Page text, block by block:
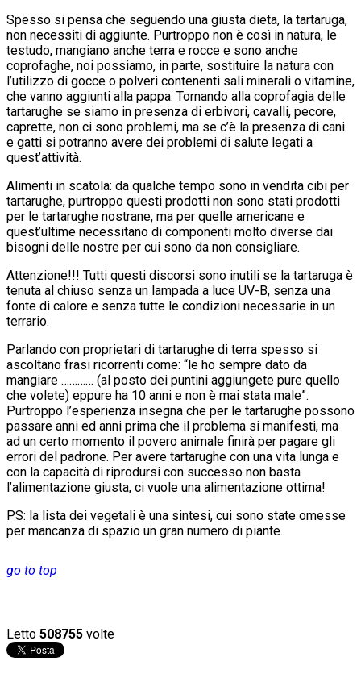
Spesso si pensa che seguendo una giusta dieta, la tartaruga,
non necessiti di aggiunte. Purtroppo non è così in natura, le
testudo, mangiano anche terra e rocce e sono anche
coprofaghe, noi possiamo, in parte, sostituire la natura con
l’utilizzo di gocce o polveri contenenti sali minerali o vitamine,
che vanno aggiunti alla pappa. Tornando alla coprofagia delle
tartarughe se siamo in presenza di erbivori, cavalli, pecore,
caprette, non ci sono problemi, ma se c’è la presenza di cani
e gatti si potranno avere dei problemi di salute legati a
quest’attività.
Alimenti in scatola: da qualche tempo sono in vendita cibi per
tartarughe, purtroppo questi prodotti non sono stati prodotti
per le tartarughe nostrane, ma per quelle americane e
quest’ultime necessitano di componenti molto diverse dai
bisogni delle nostre per cui sono da non consigliare.
Attenzione!!! Tutti questi discorsi sono inutili se la tartaruga è
tenuta al chiuso senza un lampada a luce UV-B, senza una
fonte di calore e senza tutte le condizioni necessarie in un
terrario.
Parlando con proprietari di tartarughe di terra spesso si
ascoltano frasi ricorrenti come: “le ho sempre dato da
mangiare ………… (al posto dei puntini aggiungete pure quello
che volete) eppure ha 10 anni e non è mai stata male”.
Purtroppo l’esperienza insegna che per le tartarughe possono
passare anni ed anni prima che il problema si manifesti, ma
ad un certo momento il povero animale finirà per pagare gli
errori del padrone. Per avere tartarughe con una vita lunga e
con la capacità di riprodursi con successo non basta
l’alimentazione giusta, ci vuole una alimentazione ottima!
PS: la lista dei vegetali è una sintesi, cui sono state omesse
per mancanza di spazio un gran numero di piante.
go to top
Letto 508755 volte